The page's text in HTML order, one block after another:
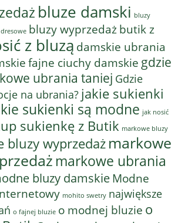
bluze damski bluzy
bluzy wyprzedaż butik z
z bluzą damskie ubrania
fajne ciuchy damskie gdzie
ubrania taniej Gdzie
na ubrania? jakie sukienki
sukienki są modne jak nosić
sukienkę z Butik markowe bluzy
bluzy wyprzedaż markowe
markowe ubrania
bluzy damskie Modne
mohito swetry największe
o fajnej bluzie o modnej bluzie o